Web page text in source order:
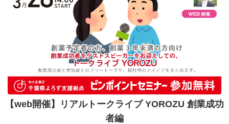
【web開催】リアルトークライブ YOROZU 創業成功
者編